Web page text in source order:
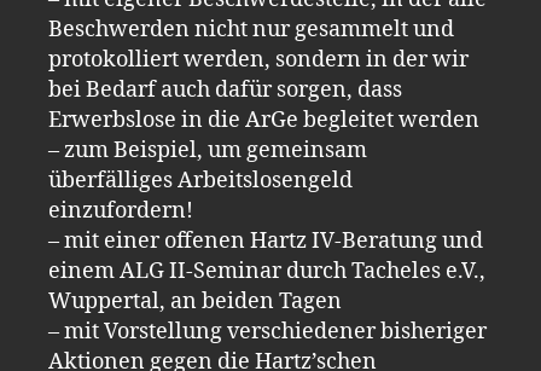
Beschwerden nicht nur gesammelt und
protokolliert werden, sondern in der wir
bei Bedarf auch dafür sorgen, dass
Erwerbslose in die ArGe begleitet werden
– zum Beispiel, um gemeinsam
überfälliges Arbeitslosengeld
einzufordern!
– mit einer offenen Hartz IV-Beratung und
einem ALG II-Seminar durch Tacheles e.V.,
Wuppertal, an beiden Tagen
– mit Vorstellung verschiedener bisheriger
Aktionen gegen die Hartz’schen